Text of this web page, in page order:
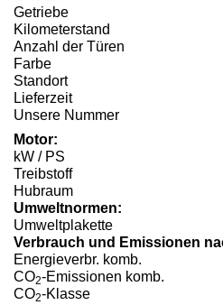
Getriebe
Kilometerstand
Anzahl der Türen
Farbe
Standort
Lieferzeit
Unsere Nummer
Motor:
kW / PS
Treibstoff
Hubraum
Umweltnormen:
Umweltplakette
Verbrauch und Emissionen
Energieverbr. komb.
CO2-Emissionen komb.
CO2-Klasse